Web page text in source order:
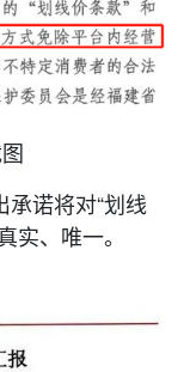
诺将对“划线
实、唯一。